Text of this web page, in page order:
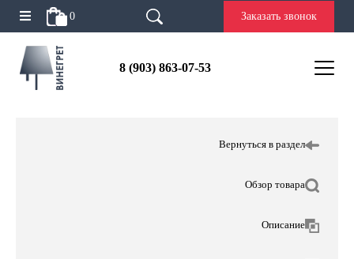
0 Заказать звонок
8 (903) 863-07-53
Вернуться в раздел
Обзор товара
Описание